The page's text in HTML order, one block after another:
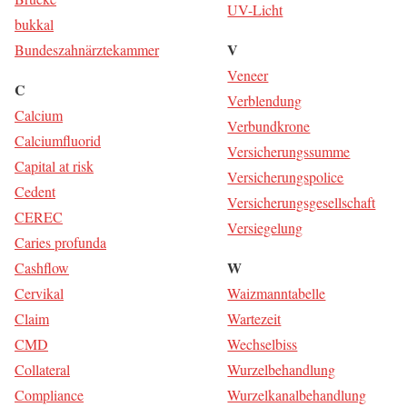
buk­kal
Bun­des­zahn­ärz­te­kam­mer
C
Cal­ci­um
Cal­ci­um­fluo­rid
Capi­tal at risk
Cedent
CEREC
Caries pro­fun­da
Cash­flow
Cer­vi­kal
Cla­im
CMD
Col­la­te­ral
Com­pli­ance
UV-Licht
V
Veneer
Ver­blen­dung
Ver­bund­kro­ne
Ver­si­che­rungs­sum­me
Ver­si­che­rungs­po­li­ce
Ver­si­che­rungs­ge­sell­schaft
Ver­sie­ge­lung
W
Waiz­mann­ta­bel­le
War­te­zeit
Wech­s­elbiss
Wur­zel­be­hand­lung
Wur­zel­ka­nal­be­hand­lung